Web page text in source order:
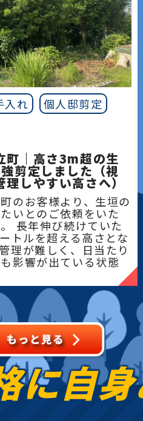
入れ
個人邸剪定
町｜高さ3m超の生
剪定しました（視
理しやすい高さへ）
のお客様より、生垣の
いとのご依頼をいた
長年伸び続けていた
トルを超える高さとな
理が難しく、日当たり
影響が出ている状態
に自